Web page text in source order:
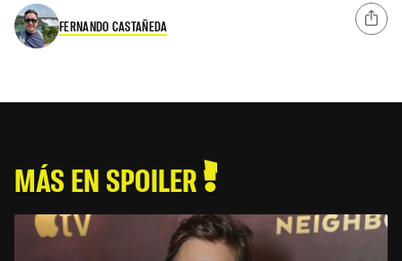
FERNANDO CASTAÑEDA
MÁS EN SPOILER